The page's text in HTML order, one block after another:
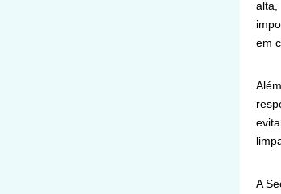
alta,
em
A